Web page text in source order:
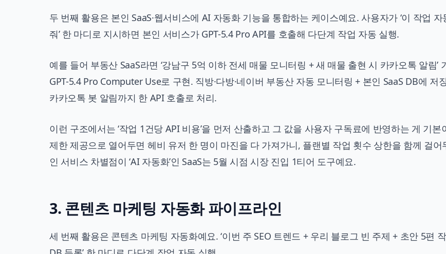
두 번째 활용은 본인 SaaS·웹서비스에 AI 자동화 기능을 통합하는 케이스예요. 사용자가 ‘이 작업 자
줘’ 한 마디로 지시하면 본인 서비스가 GPT-5.4 Pro API를 호출해 다단계 작업 자동 실행.
예를 들어 부동산 SaaS라면 ‘강남구 5억 이하 전세 매물 모니터링 + 새 매물 출현 시 카카오톡 알림’
GPT-5.4 Pro Computer Use로 구현. 직방·다방·네이버 부동산 자동 모니터링 + 본인 SaaS DB에 저
카카오톡 봇 알림까지 한 API 호출로 처리.
이런 구조에서는 ‘작업 1건당 API 비용’을 먼저 산출하고 그 값을 사용자 구독료에 반영하는 게 기본
제한 제공으로 열어두면 헤비 유저 한 명이 마진을 다 가져가니, 플랜별 작업 횟수 상한을 함께 걸어
인 서비스 차별점이 ‘AI 자동화’인 SaaS는 5월 시점 시장 진입 1티어 도구예요.
3. 콘텐츠 마케팅 자동화 파이프라인
세 번째 활용은 콘텐츠 마케팅 자동화예요. ‘이번 주 SEO 트렌드 + 우리 블로그 빈 주제 + 초안 5편